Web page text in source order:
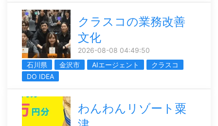
クラスコの業務改善
文化
2026-08-08 04:49:50
石川県
金沢市 AIエージェント
クラスコ
DO IDEA
わんわんリゾート粟